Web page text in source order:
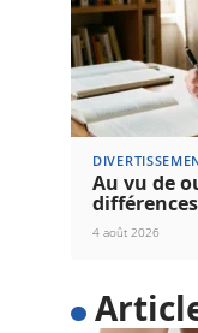
Au vu de
4 août 2026